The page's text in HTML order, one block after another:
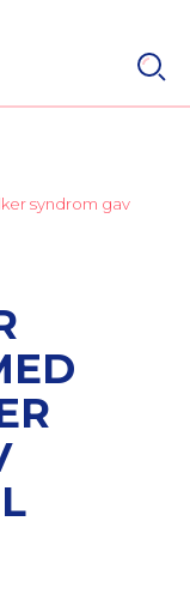
syndrom gav